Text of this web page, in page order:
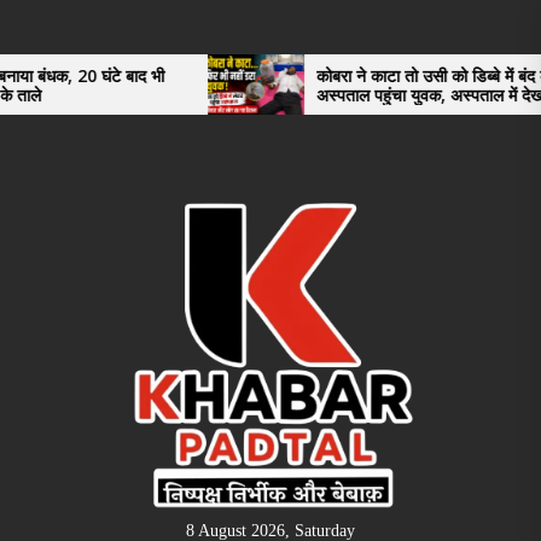
the
content
घंटे बाद भी
कोबरा ने काटा तो उसी को डिब्बे में बंद कर
अस्पताल पहुंचा युवक, अस्पताल में देखकर डॉक्टर
भी रह गए हैरान
8 August 2026, Saturday